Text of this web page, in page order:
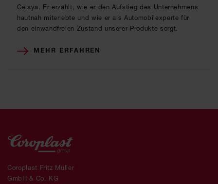
Celaya. Er erzählt, wie er den Aufstieg des Unternehmens
hautnah miterlebte und wie er als Automobilexperte für
den einwandfreien Zustand unserer Produkte sorgt.
MEHR ERFAHREN
Coroplast Fritz Müller
GmbH & Co. KG